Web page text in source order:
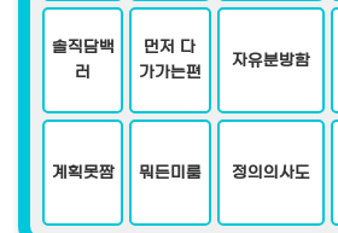
솔직담백
러
먼저 다
가가는편
자유분방함
계획못짬 뭐든미룸 정의의사도